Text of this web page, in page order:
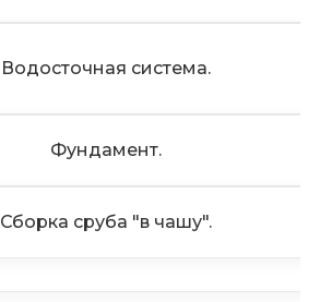
Водосточная система.
Фундамент.
Сборка сруба "в чашу".